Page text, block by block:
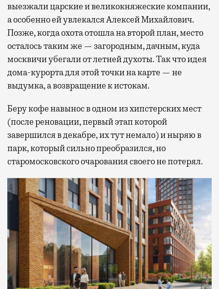
выезжали царские и великокняжеские компании,
а особенно ей увлекался Алексей Михайлович.
Позже, когда охота отошла на второй план, место
осталось таким же — загородным, дачным, куда
москвичи убегали от летней духоты. Так что идея
дома-курорта для этой точки на карте — не
выдумка, а возвращение к истокам.
Беру кофе навынос в одном из хипстерских мест
(после реновации, первый этап которой
завершился в декабре, их тут немало) и ныряю в
парк, который сильно преобразился, но
старомосковского очарования своего не потерял.